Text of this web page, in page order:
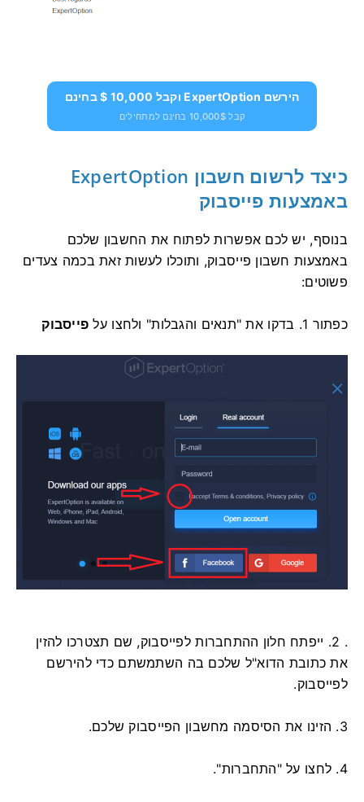
הירשם ExpertOption וקבל 10,000 $ בחינם
קבל 10,000$ בחינם למתחילים
כיצד לרשום חשבון ExpertOption
באמצעות פייסבוק
בנוסף, יש לכם אפשרות לפתוח את החשבון שלכם
באמצעות חשבון פייסבוק, ותוכלו לעשות זאת בכמה צעדים
פשוטים:
1. בדקו את "תנאים והגבלות" ולחצו על כפתור פייסבוק
. 2. ייפתח חלון ההתחברות לפייסבוק, שם תצטרכו להזין
את כתובת הדוא"ל שלכם בה השתמשתם כדי להירשם
לפייסבוק.
3. הזינו את הסיסמה מחשבון הפייסבוק שלכם.
4. לחצו על "התחברות".